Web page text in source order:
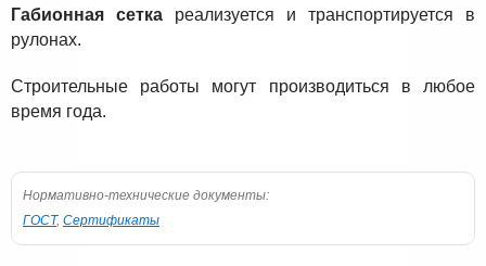
Габионная сетка реализуется и транспортируется в
рулонах.
Строительные работы могут производиться в любое
время года.
Нормативно-технические документы:
ГОСТ, Сертификаты